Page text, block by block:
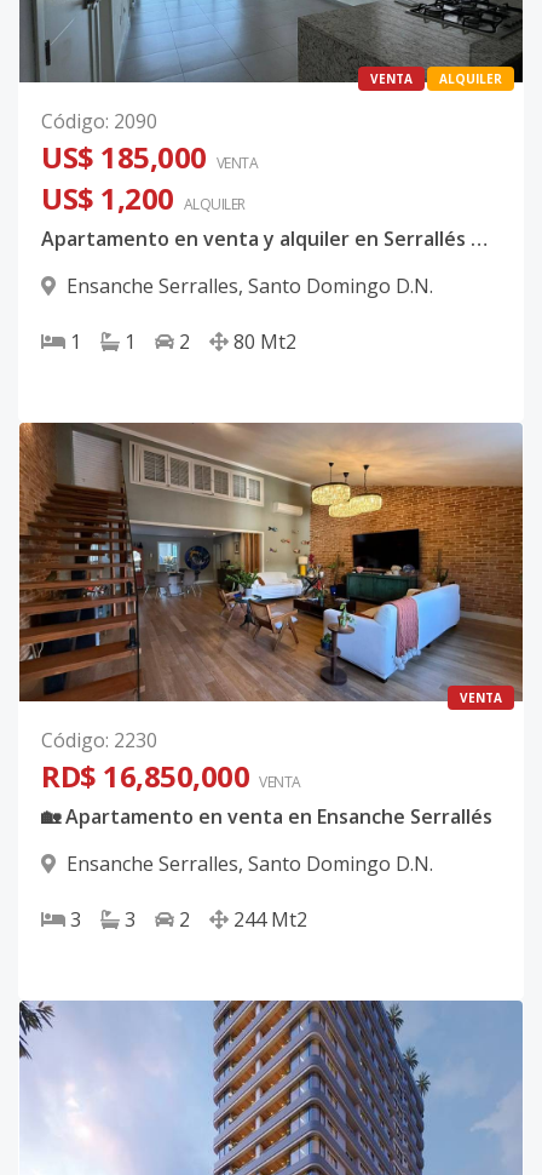
VENTA ALQUILER
Código: 2090
US$ 185,000 VENTA
US$ 1,200 ALQUILER
Apartamento en venta y alquiler en Serrallés 📍✨
Ensanche Serralles, Santo Domingo D.N.
1 1 2 80 Mt2
VENTA
Código: 2230
RD$ 16,850,000 VENTA
🏡 Apartamento en venta en Ensanche Serrallés
Ensanche Serralles, Santo Domingo D.N.
3 3 2 244 Mt2